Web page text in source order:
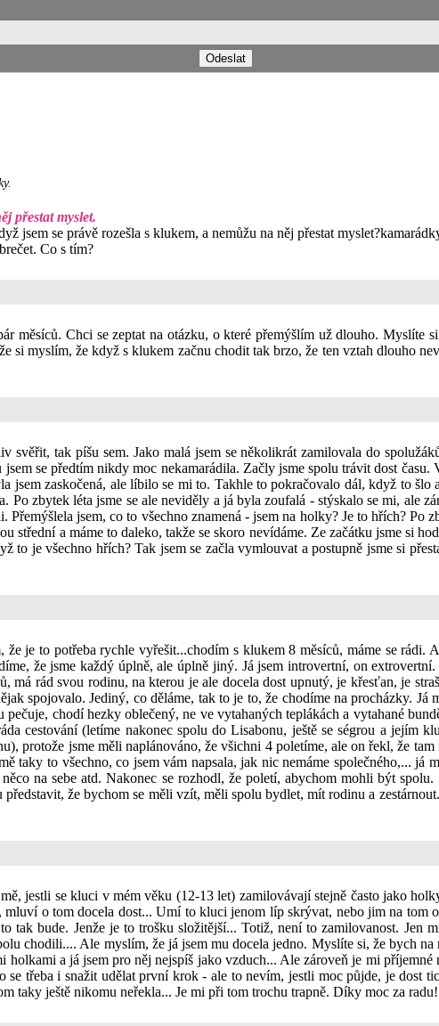
přestat myslet.
jsem se právě rozešla s klukem, a nemůžu na něj přestat
Co s tím?
měsíců. Chci se zeptat na otázku, o které přemýšlím už dlouho. Myslíte
si myslím, že když s klukem začnu chodit tak brzo, že ten vztah dlouho
svěřit, tak píšu sem. Jako malá jsem se několikrát zamilovala do
se předtím nikdy moc nekamarádila. Začly jsme spolu trávit dost
jsem zaskočená, ale líbilo se mi to. Takhle to pokračovalo dál, když to
Po zbytek léta jsme se ale neviděly a já byla zoufalá - stýskalo se mi, ale
jsem, co to všechno znamená - jsem na holky? Je to hřích? Po
střední a máme to daleko, takže se skoro nevídáme. Ze začátku jsme si
to je všechno hřích? Tak jsem se začla vymlouvat a postupně jsme si
je to potřeba rychle vyřešit...chodím s klukem 8 měsíců, máme se rádi.
že jsme každý úplně, ale úplně jiný. Já jsem introvertní, on
má rád svou rodinu, na kterou je ale docela dost upnutý, je křesťan, je
spojovalo. Jediný, co děláme, tak to je to, že chodíme na procházky. Já
chodí hezky oblečený, ne ve vytahaných teplákách a vytahané
cestování (letíme nakonec spolu do Lisabonu, ještě se ségrou a
protože jsme měli naplánováno, že všichni 4 poletíme, ale on řekl, že
taky to všechno, co jsem vám napsala, jak nic nemáme společného,... já
na sebe atd. Nakonec se rozhodl, že poletí, abychom mohli být
že bychom se měli vzít, měli spolu bydlet, mít rodinu a
jestli se kluci v mém věku (12-13 let) zamilovávají stejně často jako
o tom docela dost... Umí to kluci jenom líp skrývat, nebo jim na tom
tak bude. Jenže je to trošku složitější... Totiž, není to zamilovanost. Jen
chodili.... Ale myslím, že já jsem mu docela jedno. Myslíte si, že bych
holkami a já jsem pro něj nejspíš jako vzduch... Ale zároveň je mi
se třeba i snažit udělat první krok - ale to nevím, jestli moc půjde, je dost
taky ještě nikomu neřekla... Je mi při tom trochu trapně. Díky moc za